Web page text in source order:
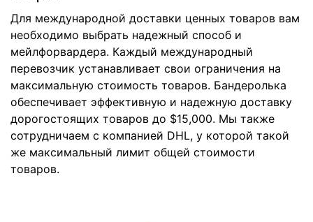
Для международной доставки ценных товаров вам
необходимо выбрать надежный способ и
мейлфорвардера. Каждый международный
перевозчик устанавливает свои ограничения на
максимальную стоимость товаров. Бандеролька
обеспечивает эффективную и надежную доставку
дорогостоящих товаров до $15,000. Мы также
сотрудничаем с компанией DHL, у которой такой
же максимальный лимит общей стоимости
товаров.